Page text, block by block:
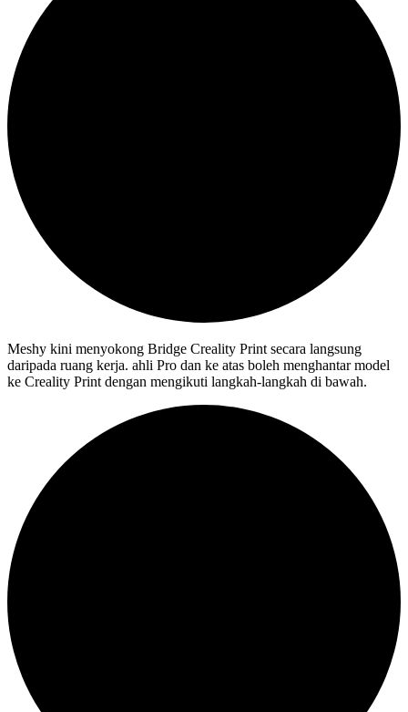
Meshy kini menyokong Bridge Creality Print secara langsung
daripada ruang kerja. ahli Pro dan ke atas boleh menghantar model
ke Creality Print dengan mengikuti langkah-langkah di bawah.